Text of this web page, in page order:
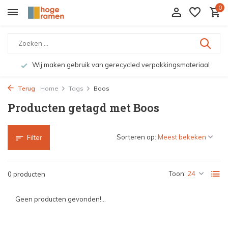
0
Wij maken gebruik van gerecycled verpakkingsmateriaal
Terug Home Tags Boos
Producten getagd met Boos
Filter
0 producten Toon:
Sorteren op:
Geen producten gevonden!...